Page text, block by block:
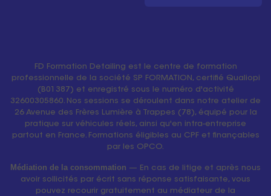
FD Formation Detailing est le centre de formation
professionnelle de la société SP FORMATION, certifié Qualiopi
(B01387) et enregistré sous le numéro d'activité
32600305860. Nos sessions se déroulent dans notre atelier de
26 Avenue des Frères Lumière à Trappes (78), équipé pour la
pratique sur véhicules réels, ainsi qu'en intra-entreprise
partout en France. Formations éligibles au CPF et finançables
par les OPCO.
Médiation de la consommation — En cas de litige et après nous
avoir sollicités par écrit sans réponse satisfaisante, vous
pouvez recourir gratuitement au médiateur de la